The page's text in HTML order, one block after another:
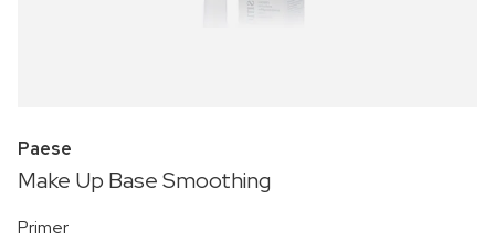
Paese
Make Up Base Smoothing
Primer